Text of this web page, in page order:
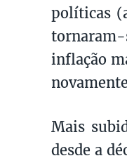
políticas
tornaram-
inflação
Mais
desde a